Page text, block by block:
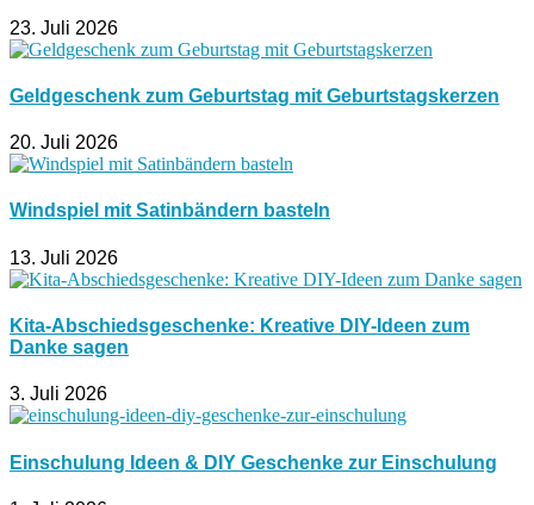
23. Juli 2026
Geldgeschenk zum Geburtstag mit Geburtstagskerzen
20. Juli 2026
Windspiel mit Satinbändern basteln
13. Juli 2026
Kita-Abschiedsgeschenke: Kreative DIY-Ideen zum
Danke sagen
3. Juli 2026
Einschulung Ideen & DIY Geschenke zur Einschulung